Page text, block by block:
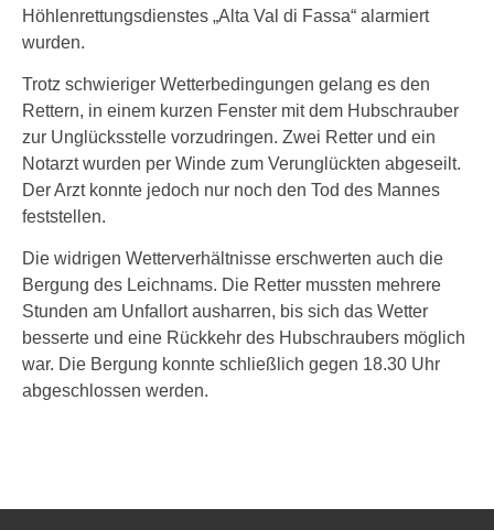
Höhlenrettungsdienstes „Alta Val di Fassa“ alarmiert
wurden.
Trotz schwieriger Wetterbedingungen gelang es den
Rettern, in einem kurzen Fenster mit dem Hubschrauber
zur Unglücksstelle vorzudringen. Zwei Retter und ein
Notarzt wurden per Winde zum Verunglückten abgeseilt.
Der Arzt konnte jedoch nur noch den Tod des Mannes
feststellen.
Die widrigen Wetterverhältnisse erschwerten auch die
Bergung des Leichnams. Die Retter mussten mehrere
Stunden am Unfallort ausharren, bis sich das Wetter
besserte und eine Rückkehr des Hubschraubers möglich
war. Die Bergung konnte schließlich gegen 18.30 Uhr
abgeschlossen werden.